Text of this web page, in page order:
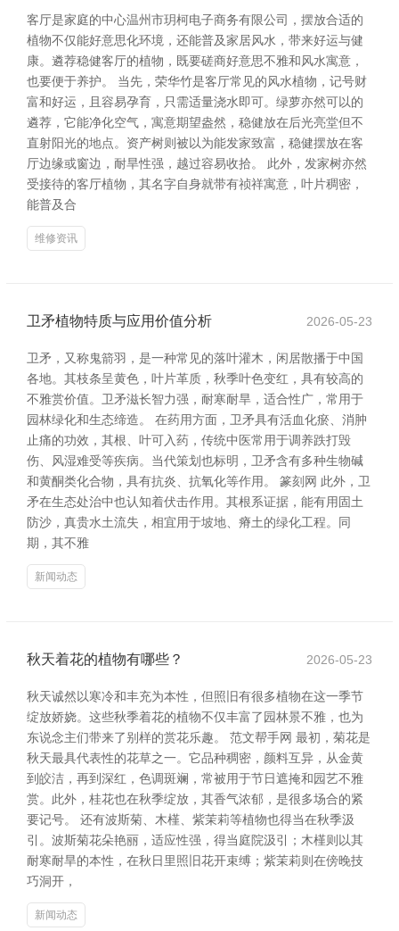
客厅是家庭的中心温州市玥柯电子商务有限公司，摆放合适的
植物不仅能好意思化环境，还能普及家居风水，带来好运与健
康。遴荐稳健客厅的植物，既要磋商好意思不雅和风水寓意，
也要便于养护。 当先，荣华竹是客厅常见的风水植物，记号财
富和好运，且容易孕育，只需适量浇水即可。绿萝亦然可以的
遴荐，它能净化空气，寓意期望盎然，稳健放在后光亮堂但不
直射阳光的地点。资产树则被以为能发家致富，稳健摆放在客
厅边缘或窗边，耐旱性强，越过容易收拾。 此外，发家树亦然
受接待的客厅植物，其名字自身就带有祯祥寓意，叶片稠密，
能普及合
维修资讯
卫矛植物特质与应用价值分析 2026-05-23
卫矛，又称鬼箭羽，是一种常见的落叶灌木，闲居散播于中国
各地。其枝条呈黄色，叶片革质，秋季叶色变红，具有较高的
不雅赏价值。卫矛滋长智力强，耐寒耐旱，适合性广，常用于
园林绿化和生态缔造。 在药用方面，卫矛具有活血化瘀、消肿
止痛的功效，其根、叶可入药，传统中医常用于调养跌打毁
伤、风湿难受等疾病。当代策划也标明，卫矛含有多种生物碱
和黄酮类化合物，具有抗炎、抗氧化等作用。 篆刻网 此外，卫
矛在生态处治中也认知着伏击作用。其根系证据，能有用固土
防沙，真贵水土流失，相宜用于坡地、瘠土的绿化工程。同
期，其不雅
新闻动态
秋天着花的植物有哪些？ 2026-05-23
秋天诚然以寒冷和丰充为本性，但照旧有很多植物在这一季节
绽放娇娆。这些秋季着花的植物不仅丰富了园林景不雅，也为
东说念主们带来了别样的赏花乐趣。 范文帮手网 最初，菊花是
秋天最具代表性的花草之一。它品种稠密，颜料互异，从金黄
到皎洁，再到深红，色调斑斓，常被用于节日遮掩和园艺不雅
赏。此外，桂花也在秋季绽放，其香气浓郁，是很多场合的紧
要记号。 还有波斯菊、木槿、紫茉莉等植物也得当在秋季汲
引。波斯菊花朵艳丽，适应性强，得当庭院汲引；木槿则以其
耐寒耐旱的本性，在秋日里照旧花开束缚；紫茉莉则在傍晚技
巧洞开，
新闻动态